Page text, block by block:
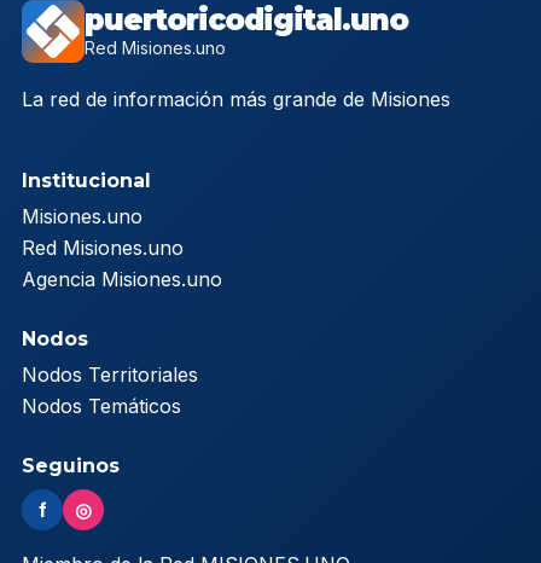
puertoricodigital.uno
Red Misiones.uno
La red de información más grande de Misiones
Institucional
Misiones.uno
Red Misiones.uno
Agencia Misiones.uno
Nodos
Nodos Territoriales
Nodos Temáticos
Seguinos
f ◎